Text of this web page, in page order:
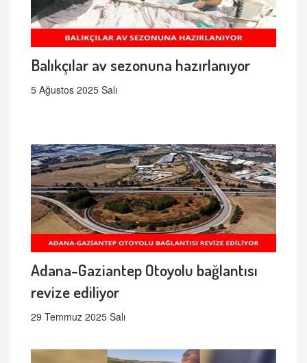
Balıkçılar av sezonuna hazırlanıyor
5 Ağustos 2025 Salı
Adana-Gaziantep Otoyolu bağlantısı
revize ediliyor
29 Temmuz 2025 Salı